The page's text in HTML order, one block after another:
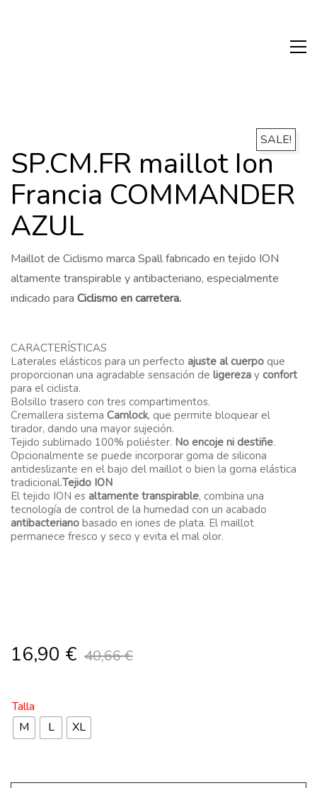
SALE!
SP.CM.FR maillot Ion
Francia COMMANDER
AZUL
Maillot de Ciclismo marca Spall fabricado en tejido ION
altamente transpirable y antibacteriano, especialmente
indicado para Ciclismo en carretera.
CARACTERÍSTICAS
Laterales elásticos para un perfecto ajuste al cuerpo que
proporcionan una agradable sensación de ligereza y confort
para el ciclista.
Bolsillo trasero con tres compartimentos.
Cremallera sistema Camlock, que permite bloquear el
tirador, dando una mayor sujeción.
Tejido sublimado 100% poliéster. No encoje ni destiñe.
Opcionalmente se puede incorporar goma de silicona
antideslizante en el bajo del maillot o bien la goma elástica
tradicional.Tejido ION
El tejido ION es altamente transpirable, combina una
tecnología de control de la humedad con un acabado
antibacteriano basado en iones de plata. El maillot
permanece fresco y seco y evita el mal olor.
40,66€
16,90 €
Talla
M
L XL